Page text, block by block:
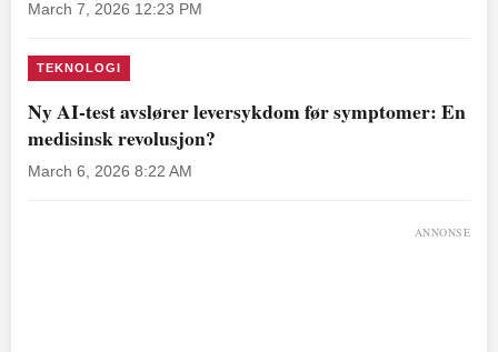
March 7, 2026 12:23 PM
TEKNOLOGI
Ny AI-test avslører leversykdom før symptomer: En
medisinsk revolusjon?
March 6, 2026 8:22 AM
ANNONSE